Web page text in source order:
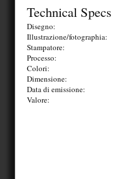
Technical Specs
Disegno:
Illustrazione/fotographia:
Stampatore:
Processo:
Colori:
Dimensione:
Data di emissione:
Valore: